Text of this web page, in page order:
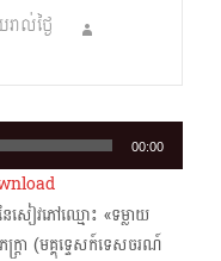
ាល់ថ្ងៃ
00:00
ៃសៀវភៅឈ្មោះ «ទម្លាយ
តា (មគ្គុទ្ទេសក៍ទេសចរណ៍